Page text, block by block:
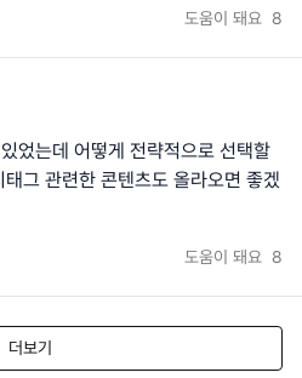
도움이 돼요 8
었는데 어떻게 전략적으로 선택할
그 관련한 콘텐츠도 올라오면 좋겠
도움이 돼요 8
더보기